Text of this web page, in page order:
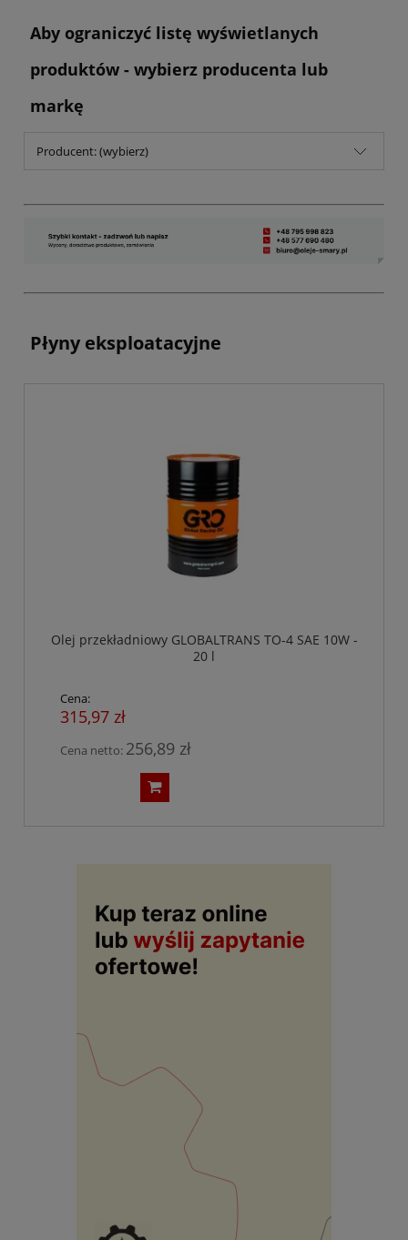
Aby ograniczyć listę wyświetlanych
produktów - wybierz producenta lub
markę
Producent: (wybierz)
Płyny eksploatacyjne
Olej przekładniowy GLOBALTRANS TO-4 SAE 10W -
20 l
Cena:
315,97 zł
Cena netto: 256,89 zł